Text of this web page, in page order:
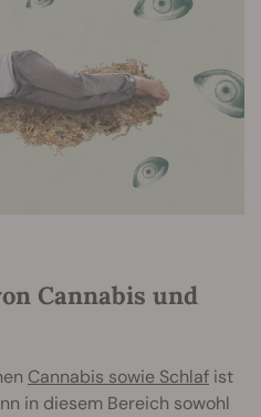
Cannabis und
Cannabis sowie Schlaf ist
in diesem Bereich sowohl